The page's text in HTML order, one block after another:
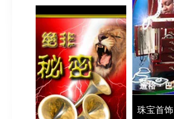
珠宝首